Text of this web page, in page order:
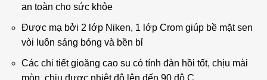
an toàn cho sức khỏe
Được mạ bởi 2 lớp Niken, 1 lớp Crom giúp bề mặt sen
vòi luôn sáng bóng và bền bỉ
Các chi tiết gioăng cao su có tính đàn hồi tốt, chịu mài
mòn, chịu được nhiệt độ lên đến 90 độ C.